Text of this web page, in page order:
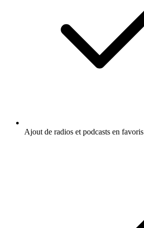
Ajout de radios et podcasts en favoris